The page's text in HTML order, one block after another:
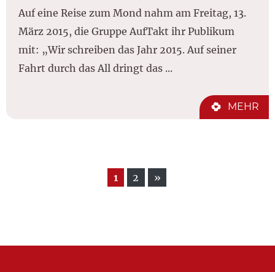
Auf eine Reise zum Mond nahm am Freitag, 13.
März 2015, die Gruppe AufTakt ihr Publikum
mit: „Wir schreiben das Jahr 2015. Auf seiner
Fahrt durch das All dringt das ...
MEHR
1 2 »